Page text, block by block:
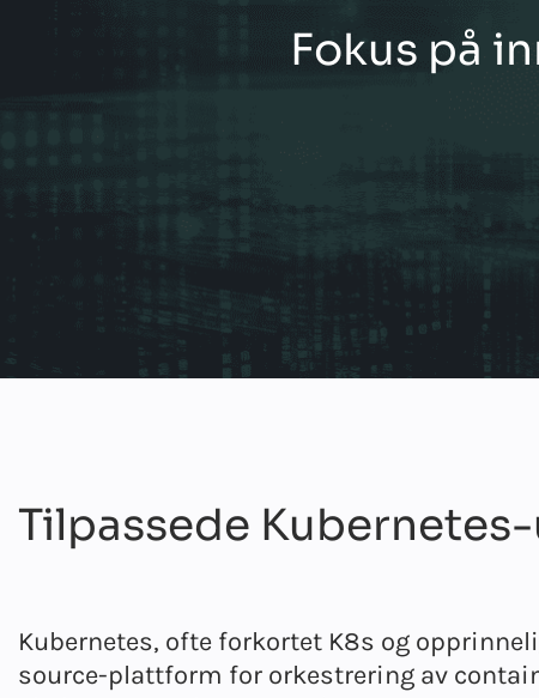
Fokus på
Tilpassede
Kubernetes, ofte forkortet K8s og
source-plattform for orkestrering av